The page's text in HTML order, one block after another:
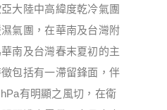
大陸中高緯度乾冷氣團
氣團，在華南及台灣附
南及台灣春末夏初的主
包括有一滯留鋒面，伴
有明顯之風切，在衛